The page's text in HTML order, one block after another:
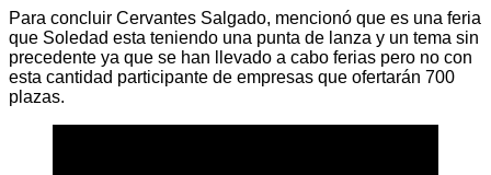
Para concluir Cervantes Salgado, mencionó que es una feria
que Soledad esta teniendo una punta de lanza y un tema sin
precedente ya que se han llevado a cabo ferias pero no con
esta cantidad participante de empresas que ofertarán 700
plazas.